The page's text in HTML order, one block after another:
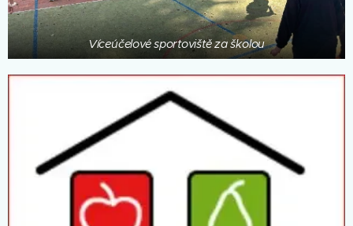
Víceúčelové sportoviště za školou